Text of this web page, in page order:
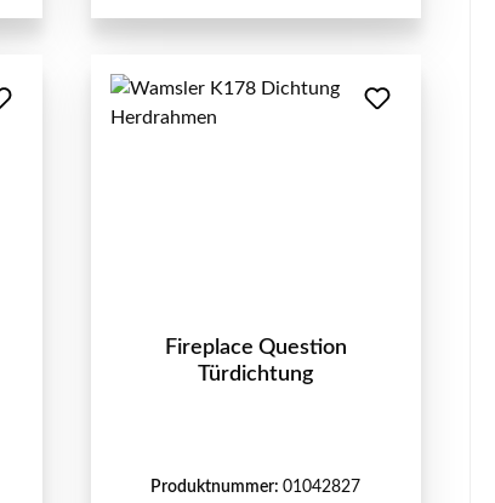
Fireplace Question
Türdichtung
Produktnummer:01042827